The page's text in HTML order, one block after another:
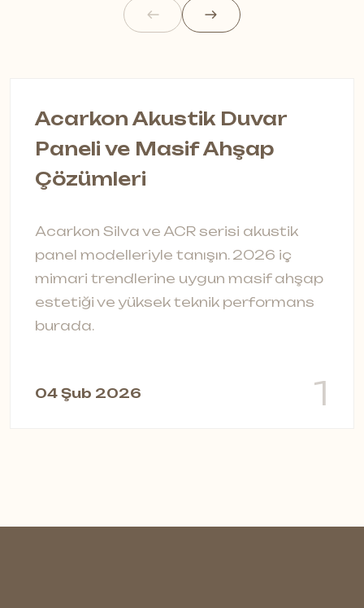
Acarkon Akustik Duvar
Paneli ve Masif Ahşap
Çözümleri
Acarkon Silva ve ACR serisi akustik
panel modelleriyle tanışın. 2026 iç
mimari trendlerine uygun masif ahşap
estetiği ve yüksek teknik performans
burada.
04 Şub 2026 1